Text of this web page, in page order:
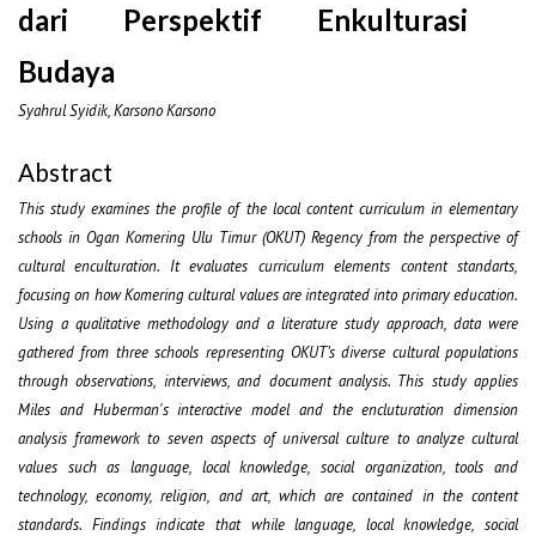
dari Perspektif Enkulturasi
Budaya
Syahrul Syidik, Karsono Karsono
Abstract
This study examines the profile of the local content curriculum in elementary
schools in Ogan Komering Ulu Timur (OKUT) Regency from the perspective of
cultural enculturation. It evaluates curriculum elements content standarts,
focusing on how Komering cultural values are integrated into primary education.
Using a qualitative methodology and a literature study approach, data were
gathered from three schools representing OKUT’s diverse cultural populations
through observations, interviews, and document analysis. This study applies
Miles and Huberman's interactive model and the encluturation dimension
analysis framework to seven aspects of universal culture to analyze cultural
values such as language, local knowledge, social organization, tools and
technology, economy, religion, and art, which are contained in the content
standards. Findings indicate that while language, local knowledge, social